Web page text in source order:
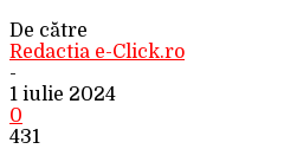
De către
Redactia e-Click.ro
-
1 iulie 2024
0
431